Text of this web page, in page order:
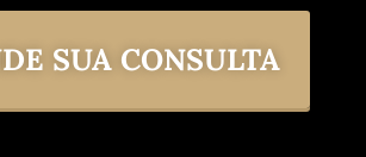
SUA CONSULTA